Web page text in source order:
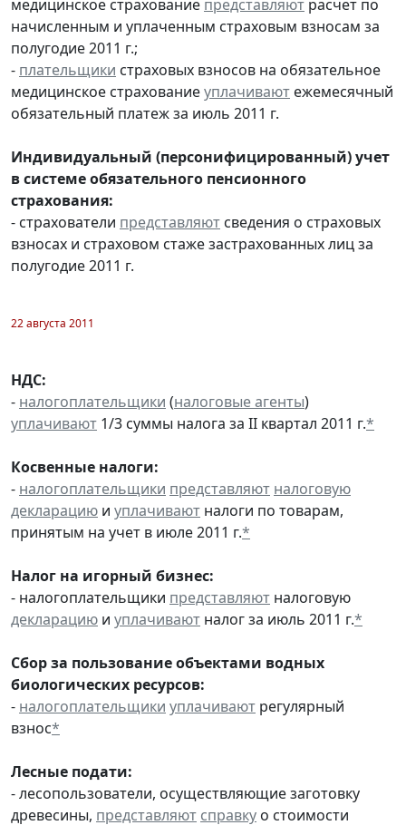
медицинское страхование представляют расчет по
начисленным и уплаченным страховым взносам за
полугодие 2011 г.;
- плательщики страховых взносов на обязательное
медицинское страхованиеуплачивают ежемесячный
обязательный платеж за июль 2011 г.
Индивидуальный (персонифицированный) учет
в системе обязательного пенсионного
страхования:
- страхователи представляют сведения о страховых
взносах и страховом стаже застрахованных лиц за
полугодие 2011 г.
22 августа 2011
НДС:
- налогоплательщики (налоговые агенты)
уплачивают 1/3 суммы налога за II квартал 2011 г.*
Косвенные налоги:
- налогоплательщики представляют налоговую
декларацию и уплачивают налоги по товарам,
принятым на учет в июле 2011 г.*
Налог на игорный бизнес:
- налогоплательщики представляют налоговую
декларацию и уплачивают налог за июль 2011 г.*
Сбор за пользование объектами водных
биологических ресурсов:
- налогоплательщики уплачивают регулярный
взнос*
Лесные подати:
- лесопользователи, осуществляющие заготовку
древесины, представляют справку о стоимости